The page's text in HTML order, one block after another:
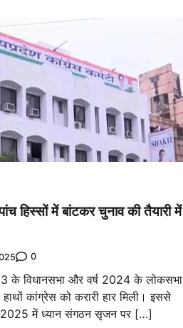
हिस्सों में बांटकर चुनाव की तैयारी में
0
के विधानसभा और वर्ष 2024 के लोकसभा
कांग्रेस को करारी हार मिली। इससे
में ध्यान संगठन सृजन पर […]